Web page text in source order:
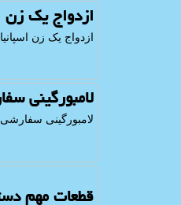
ازدواج یک زن
ازدواج یک زن
لامبورگینی
لامبورگینی
قطعات مهم